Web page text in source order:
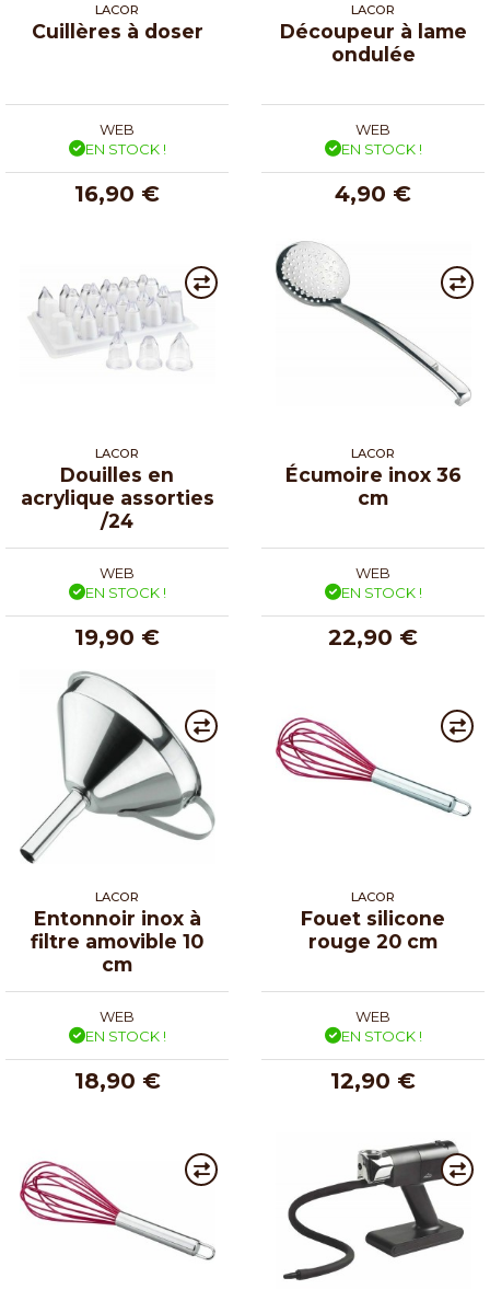
LACOR
Cuillères à doser
WEB
EN STOCK !
16,90 €
LACOR
Découpeur à lame
ondulée
WEB
EN STOCK !
4,90 €
LACOR
Douilles en
acrylique assorties
/24
WEB
EN STOCK !
19,90 €
LACOR
Écumoire inox 36
cm
WEB
EN STOCK !
22,90 €
LACOR
Entonnoir inox à
filtre amovible 10
cm
WEB
EN STOCK !
18,90 €
LACOR
Fouet silicone
rouge 20 cm
WEB
EN STOCK !
12,90 €